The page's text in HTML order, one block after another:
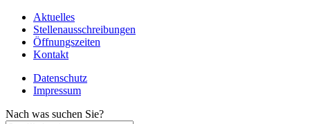
Aktuelles
Stellenausschreibungen
Öffnungszeiten
Kontakt
Datenschutz
Impressum
Nach was suchen Sie?